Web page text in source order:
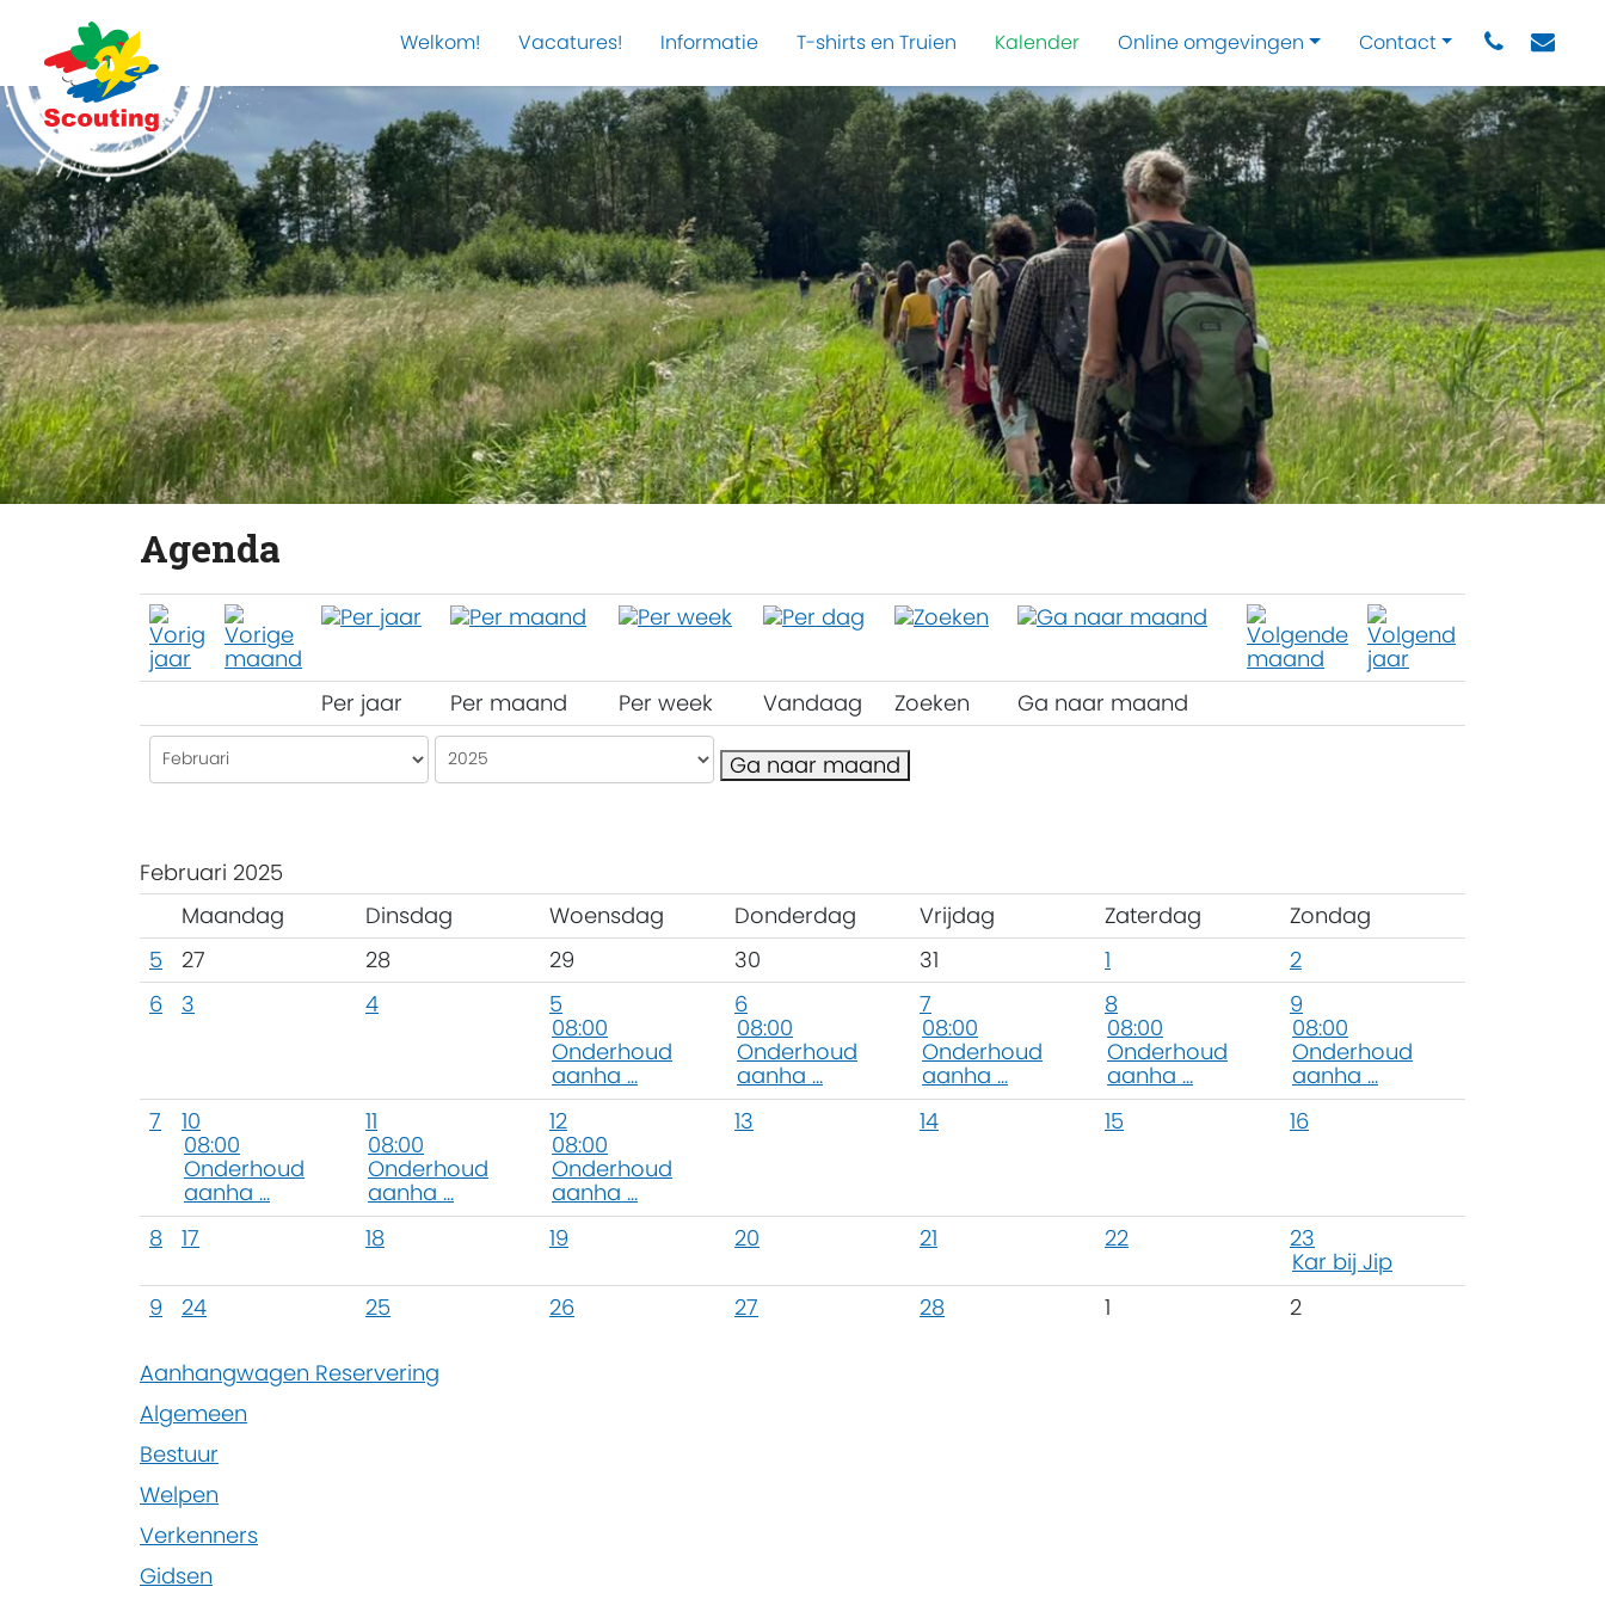
Welkom! Vacatures! Informatie T-shirts en Truien Kalender Online omgevingen Contact
Agenda
Per jaar Per maand Per week Vandaag Zoeken Ga naar maand
Ga naar maand
Februari 2025
Maandag
Dinsdag Woensdag Donderdag Vrijdag Zaterdag
Zondag
5
27 28 29 30 31 1
2
6
3 4
5
08:00
Onderhoud
aanha ...
6
08:00
Onderhoud
aanha ...
7
08:00
Onderhoud
aanha ...
8
08:00
Onderhoud
aanha ...
9
08:00
Onderhoud
aanha ...
7
10
08:00
Onderhoud
aanha ...
11
08:00
Onderhoud
aanha ...
12
08:00
Onderhoud
aanha ...
13 14 15 16
8 17 18 19 20 21 22
23
Kar bij Jip
9
24 25 26 27 28 1 2
Aanhangwagen Reservering
Algemeen
Bestuur
Welpen
Verkenners
Gidsen